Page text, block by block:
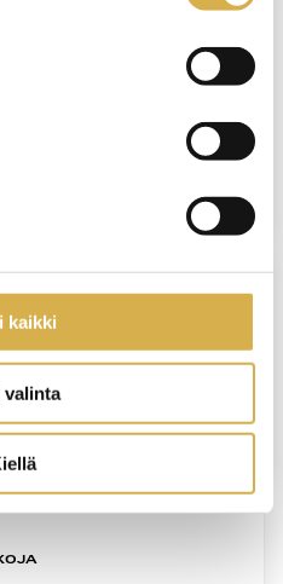
kaikki
valinta